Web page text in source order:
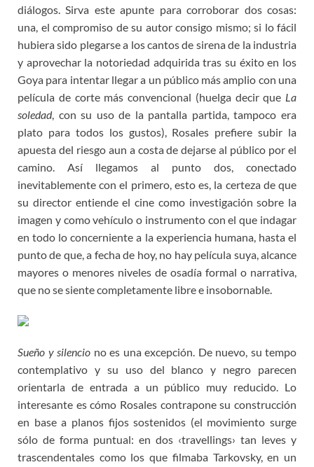
o
k
o
n
n
k
e
e
s
t
diálogos. Sirva este apunte para corroborar dos cosas:
una, el compromiso de su autor consigo mismo; si lo fácil
hubiera sido plegarse a los cantos de sirena de la industria
y aprovechar la notoriedad adquirida tras su éxito en los
Goya para intentar llegar a un público más amplio con una
película de corte más convencional (huelga decir que La
soledad, con su uso de la pantalla partida, tampoco era
plato para todos los gustos), Rosales prefiere subir la
apuesta del riesgo aun a costa de dejarse al público por el
camino. Así llegamos al punto dos, conectado
inevitablemente con el primero, esto es, la certeza de que
su director entiende el cine como investigación sobre la
imagen y como vehículo o instrumento con el que indagar
en todo lo concerniente a la experiencia humana, hasta el
punto de que, a fecha de hoy, no hay película suya, alcance
mayores o menores niveles de osadía formal o narrativa,
que no se siente completamente libre e insobornable.
Sueño y silencio no es una excepción. De nuevo, su tempo
contemplativo y su uso del blanco y negro parecen
orientarla de entrada a un público muy reducido. Lo
interesante es cómo Rosales contrapone su construcción
en base a planos fijos sostenidos (el movimiento surge
sólo de forma puntual: en dos ‹travellings› tan leves y
trascendentales como los que filmaba Tarkovsky, en un